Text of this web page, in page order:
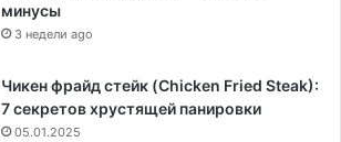
минусы
3 недели ago
Чикен фрайд стейк (Chicken Fried Steak):
7 секретов хрустящей панировки
05.01.2025